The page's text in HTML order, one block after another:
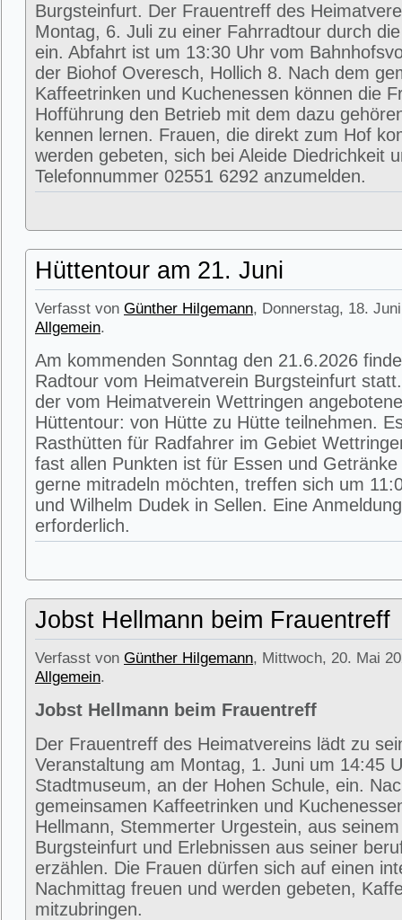
Burgsteinfurt. Der Frauentreff des
Montag, 6. Juli zu einer Fahrradtour durch
ein. Abfahrt ist um 13:30 Uhr vom
der Biohof Overesch, Hollich 8. Nach dem
Kaffeetrinken und Kuchenessen können die
Hofführung den Betrieb mit dem dazu
kennen lernen. Frauen, die direkt zum Hof
werden gebeten, sich bei Aleide Diedrichkeit
Telefonnummer 02551 6292 anzumelden.
Hüttentour am 21. Juni
Verfasst von Günther Hilgemann, Donnerstag, 18.
Allgemein.
Am kommenden Sonntag den 21.6.2026
Radtour vom Heimatverein Burgsteinfurt
der vom Heimatverein Wettringen
Hüttentour: von Hütte zu Hütte teilnehmen.
Rasthütten für Radfahrer im Gebiet
fast allen Punkten ist für Essen und
gerne mitradeln möchten, treffen sich um
und Wilhelm Dudek in Sellen. Eine
erforderlich.
Jobst Hellmann beim Frauentreff
Verfasst von Günther Hilgemann, Mittwoch, 20. Mai
Allgemein.
Jobst Hellmann beim Frauentreff
Der Frauentreff des Heimatvereins lädt zu
Veranstaltung am Montag, 1. Juni um 14:45
Stadtmuseum, an der Hohen Schule, ein.
gemeinsamen Kaffeetrinken und
Hellmann, Stemmerter Urgestein, aus
Burgsteinfurt und Erlebnissen aus seiner
erzählen. Die Frauen dürfen sich auf einen
Nachmittag freuen und werden gebeten,
mitzubringen.